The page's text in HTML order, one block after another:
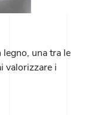
una tra le
valorizzare i